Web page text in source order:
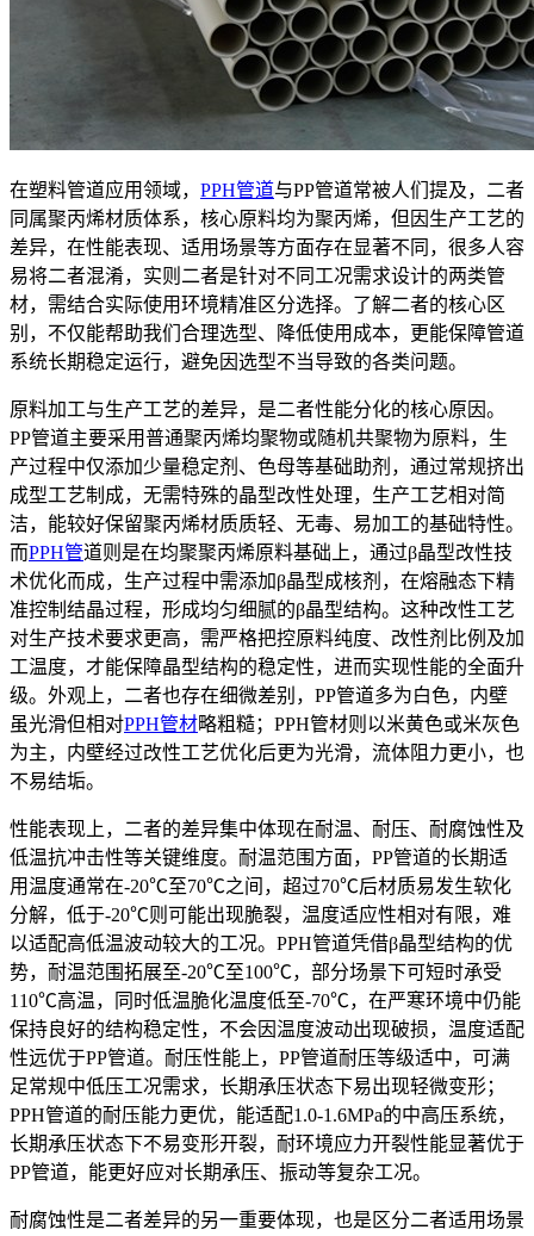
在塑料管道应用领域， PPH管道与PP管道常被人们提及，二者
同属聚丙烯材质体系，核心原料均为聚丙烯，但因生产工艺的
差异，在性能表现、适用场景等方面存在显著不同，很多人容
易将二者混淆，实则二者是针对不同工况需求设计的两类管
材，需结合实际使用环境精准区分选择。了解二者的核心区
别，不仅能帮助我们合理选型、降低使用成本，更能保障管道
系统长期稳定运行，避免因选型不当导致的各类问题。
原料加工与生产工艺的差异，是二者性能分化的核心原因。
PP管道主要采用普通聚丙烯均聚物或随机共聚物为原料，生
产过程中仅添加少量稳定剂、色母等基础助剂，通过常规挤出
成型工艺制成，无需特殊的晶型改性处理，生产工艺相对简
洁，能较好保留聚丙烯材质质轻、无毒、易加工的基础特性。
而PPH管道则是在均聚聚丙烯原料基础上，通过β晶型改性技
术优化而成，生产过程中需添加β晶型成核剂，在熔融态下精
准控制结晶过程，形成均匀细腻的β晶型结构。这种改性工艺
对生产技术要求更高，需严格把控原料纯度、改性剂比例及加
工温度，才能保障晶型结构的稳定性，进而实现性能的全面升
级。外观上，二者也存在细微差别，PP管道多为白色，内壁
虽光滑但相对PPH管材略粗糙；PPH管材则以米黄色或米灰色
为主，内壁经过改性工艺优化后更为光滑，流体阻力更小，也
不易结垢。
性能表现上，二者的差异集中体现在耐温、耐压、耐腐蚀性及
低温抗冲击性等关键维度。耐温范围方面，PP管道的长期适
用温度通常在-20℃至70℃之间，超过70℃后材质易发生软化
分解，低于-20℃则可能出现脆裂，温度适应性相对有限，难
以适配高低温波动较大的工况。PPH管道凭借β晶型结构的优
势，耐温范围拓展至-20℃至100℃，部分场景下可短时承受
110℃高温，同时低温脆化温度低至-70℃，在严寒环境中仍能
保持良好的结构稳定性，不会因温度波动出现破损，温度适配
性远优于PP管道。耐压性能上，PP管道耐压等级适中，可满
足常规中低压工况需求，长期承压状态下易出现轻微变形；
PPH管道的耐压能力更优，能适配1.0-1.6MPa的中高压系统，
长期承压状态下不易变形开裂，耐环境应力开裂性能显著优于
PP管道，能更好应对长期承压、振动等复杂工况。
耐腐蚀性是二者差异的另一重要体现，也是区分二者适用场景